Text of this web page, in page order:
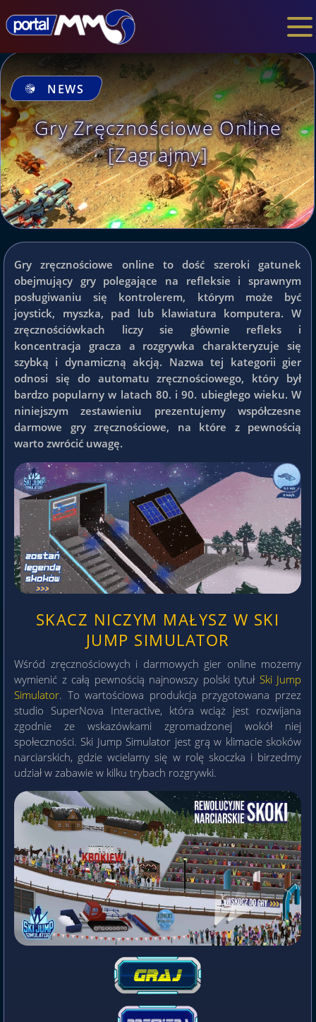
NEWS
Gry Zręcznościowe Online
[Zagrajmy]
Gry zręcznościowe online to dość szeroki gatunek
obejmujący gry polegające na refleksie i sprawnym
posługiwaniu się kontrolerem, którym może być
joystick, myszka, pad lub klawiatura komputera. W
zręcznościówkach liczy sie głównie refleks i
koncentracja gracza a rozgrywka charakteryzuje się
szybką i dynamiczną akcją. Nazwa tej kategorii gier
odnosi się do automatu zręcznościowego, który był
bardzo popularny w latach 80. i 90. ubiegłego wieku. W
niniejszym zestawieniu prezentujemy współczesne
darmowe gry zręcznościowe, na które z pewnością
warto zwrócić uwagę.
SKACZ NICZYM MAŁYSZ W SKI
JUMP SIMULATOR
Wśród zręcznościowych i darmowych gier online możemy
wymienić z całą pewnością najnowszy polski tytuł Ski Jump
Simulator. To wartościowa produkcja przygotowana przez
studio SuperNova Interactive, która wciąż jest rozwijana
zgodnie ze wskazówkami zgromadzonej wokół niej
społeczności. Ski Jump Simulator jest grą w klimacie skoków
narciarskich, gdzie wcielamy się w rolę skoczka i birzedmy
udział w zabawie w kilku trybach rozgrywki.